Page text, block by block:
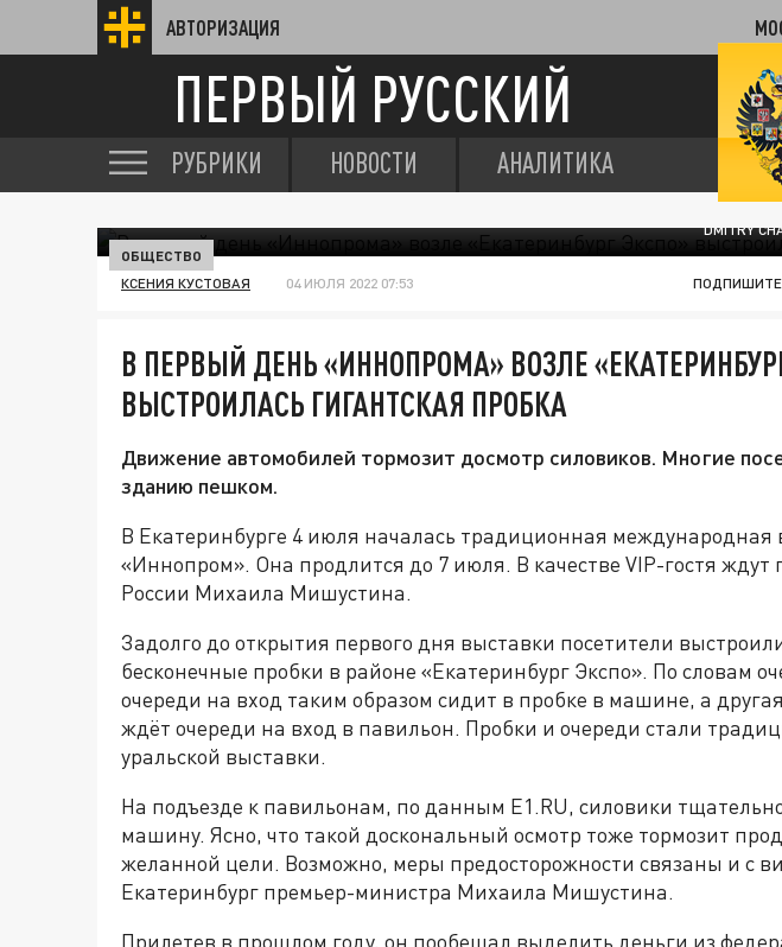
АВТОРИЗАЦИЯ
ПЕРВЫЙ РУССКИЙ
РУБРИКИ НОВОСТИ АНАЛИТИКА
DMITRY
ОБЩЕСТВО
КСЕНИЯ КУСТОВАЯ 04 ИЮЛЯ 2022 07:53
В ПЕРВЫЙ ДЕНЬ «ИННОПРОМА» ВОЗЛЕ
ВЫСТРОИЛАСЬ ГИГАНТСКАЯ ПРОБКА
Движение автомобилей тормозит досмотр силовиков. Многие
зданию пешком.
В Екатеринбурге 4 июля началась традиционная международная
«Иннопром». Она продлится до 7 июля. В качестве VIP-гостя
России Михаила Мишустина.
Задолго до открытия первого дня выставки посетители
бесконечные пробки в районе «Екатеринбург Экспо». По словам
очереди на вход таким образом сидит в пробке в машине, а
ждёт очереди на вход в павильон. Пробки и очереди стали
уральской выставки.
На подъезде к павильонам, по данным Е1.RU, силовики
машину. Ясно, что такой доскональный осмотр тоже тормозит
желанной цели. Возможно, меры предосторожности связаны и с
Екатеринбург премьер-министра Михаила Мишустина.
Прилетев в прошлом году, он пообещал выделить деньги из